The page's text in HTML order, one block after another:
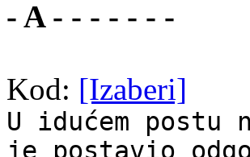
- A - - - - - - -
Kod: [Izaberi]
U idućem
je postavio